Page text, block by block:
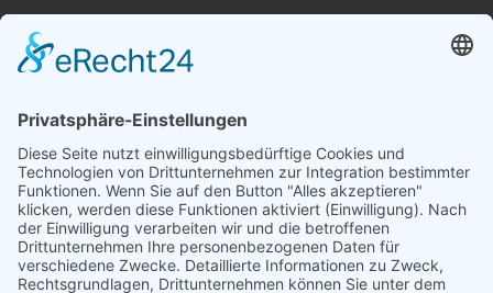
FORMULARE
Abteilungsbeitrag aktive Spieler:
Jugendliche unter 18: 25 EUR
Erwachsene: 50 EUR
UMMELDEANTRAG
ÜBUNGSLEITERZUWENDUNGEN
INTERNE DOKUMENTE